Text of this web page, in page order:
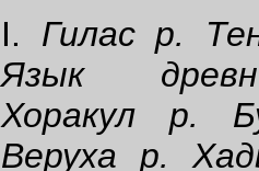
I. Гилас р.
Язык
Хоракул р.
Веруха р.